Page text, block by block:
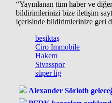
“Yayınlanan tüm haber ve
bildirimlerinizi bize iletişim
içerisinde bildirimlerinize geri
beşiktaş
Ciro Immobile
Hakem
Sivasspor
süper lig
Alexander Sörloth